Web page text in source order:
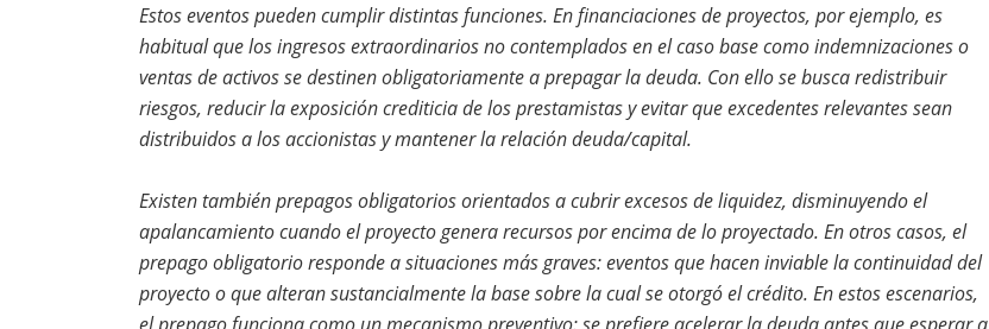
Estos eventos pueden cumplir distintas funciones. En financiaciones de proyectos, por ejemplo, es
habitual que los ingresos extraordinarios no contemplados en el caso base como indemnizaciones o
ventas de activos se destinen obligatoriamente a prepagar la deuda. Con ello se busca redistribuir
riesgos, reducir la exposición crediticia de los prestamistas y evitar que excedentes relevantes sean
distribuidos a los accionistas y mantener la relación deuda/capital.
Existen también prepagos obligatorios orientados a cubrir excesos de liquidez, disminuyendo el
apalancamiento cuando el proyecto genera recursos por encima de lo proyectado. En otros casos, el
prepago obligatorio responde a situaciones más graves: eventos que hacen inviable la continuidad del
proyecto o que alteran sustancialmente la base sobre la cual se otorgó el crédito. En estos escenarios,